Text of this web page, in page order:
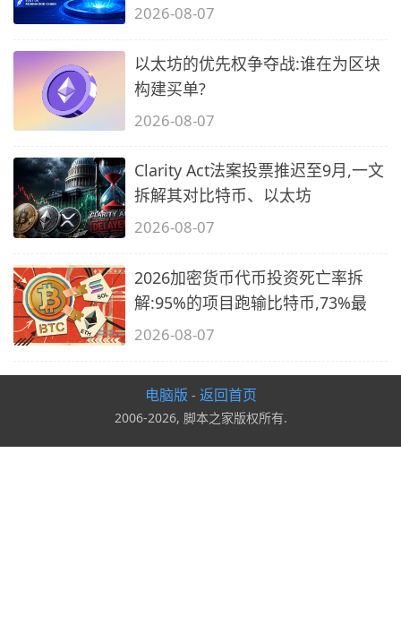
2026-08-07
以太坊的优先权争夺战:谁在为区块
构建买单?
2026-08-07
Clarity Act法案投票推迟至9月,一文
拆解其对比特币、以太坊
2026-08-07
2026加密货币代币投资死亡率拆
解:95%的项目跑输比特币,73%最
2026-08-07
电脑版 - 返回首页
2006-2026, 脚本之家版权所有.